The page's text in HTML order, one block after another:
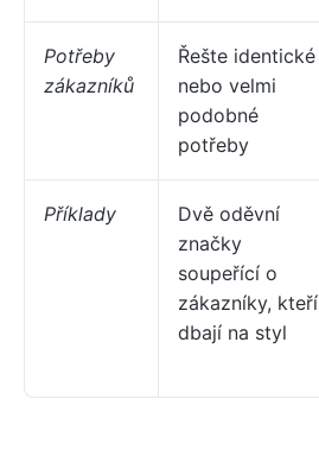
Potřeby
zákazníků
Řešte identické
nebo velmi
podobné
potřeby
Příklady
Dvě oděvní
značky
soupeřící o
zákazníky, kteří
dbají na styl